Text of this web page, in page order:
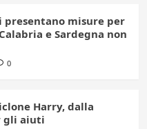
presentano misure per
e Sardegna non
0
Harry, dalla
gli aiuti